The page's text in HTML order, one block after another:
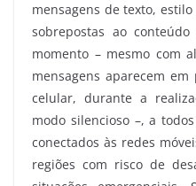
mensagens de texto,
sobrepostas ao
momento – mesmo com
mensagens aparecem
celular, durante a
modo silencioso –, a
conectados às redes
regiões com risco de